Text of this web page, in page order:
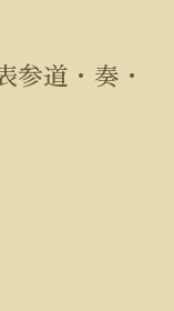
参道・奏・